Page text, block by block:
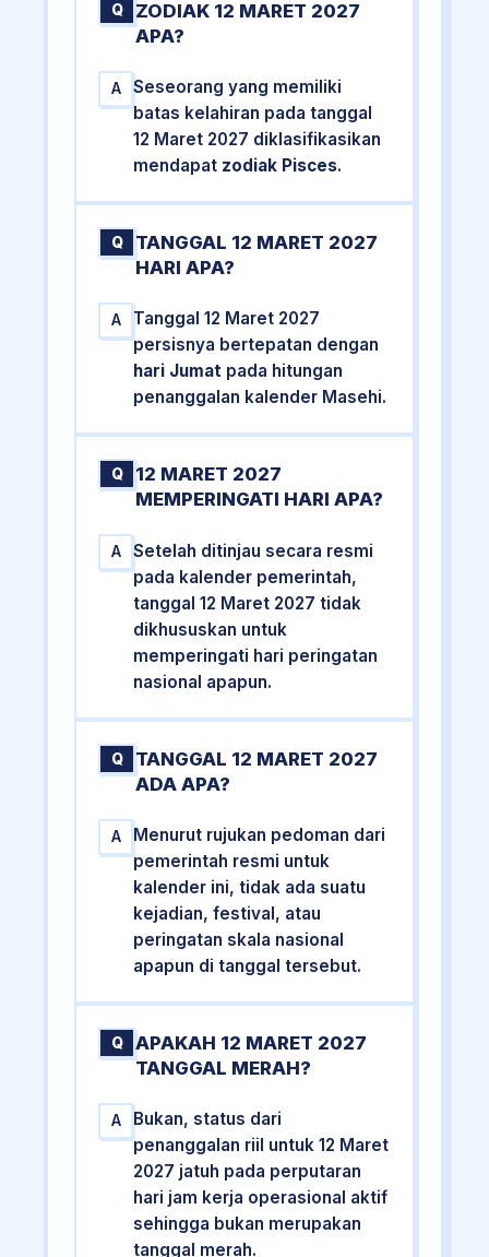
Q
ZODIAK 12 MARET 2027
APA?
A
Seseorang yang memiliki
batas kelahiran pada tanggal
12 Maret 2027 diklasifikasikan
mendapat zodiak Pisces.
Q
TANGGAL 12 MARET 2027
HARI APA?
A
Tanggal 12 Maret 2027
persisnya bertepatan dengan
hari Jumat pada hitungan
penanggalan kalender Masehi.
Q
12 MARET 2027
MEMPERINGATI HARI APA?
A
Setelah ditinjau secara resmi
pada kalender pemerintah,
tanggal 12 Maret 2027 tidak
dikhususkan untuk
memperingati hari peringatan
nasional apapun.
Q
TANGGAL 12 MARET 2027
ADA APA?
A
Menurut rujukan pedoman dari
pemerintah resmi untuk
kalender ini, tidak ada suatu
kejadian, festival, atau
peringatan skala nasional
apapun di tanggal tersebut.
Q
APAKAH 12 MARET 2027
TANGGAL MERAH?
A
Bukan, status dari
penanggalan riil untuk 12 Maret
2027 jatuh pada perputaran
hari jam kerja operasional aktif
sehingga bukan merupakan
tanggal merah.